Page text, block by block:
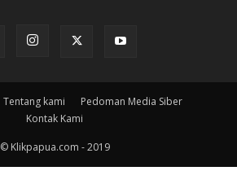
Tentang kami
Pedoman Media Siber
Kontak Kami
© Klikpapua.com - 2019